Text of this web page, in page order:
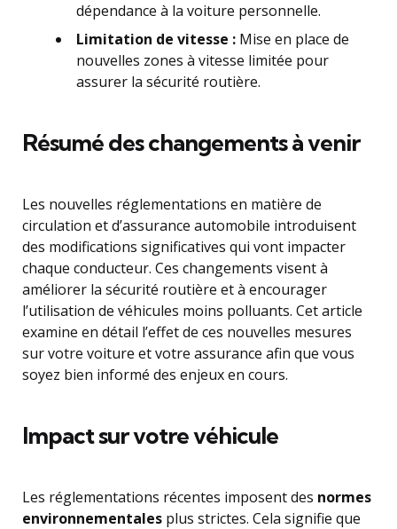
dépendance à la voiture personnelle.
Limitation de vitesse : Mise en place de
nouvelles zones à vitesse limitée pour
assurer la sécurité routière.
Résumé des changements à venir
Les nouvelles réglementations en matière de
circulation et d’assurance automobile introduisent
des modifications significatives qui vont impacter
chaque conducteur. Ces changements visent à
améliorer la sécurité routière et à encourager
l’utilisation de véhicules moins polluants. Cet article
examine en détail l’effet de ces nouvelles mesures
sur votre voiture et votre assurance afin que vous
soyez bien informé des enjeux en cours.
Impact sur votre véhicule
Les réglementations récentes imposent des normes
environnementales plus strictes. Cela signifie que